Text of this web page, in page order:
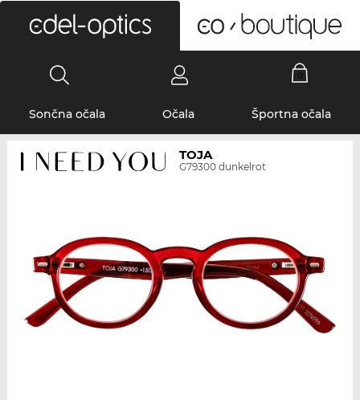
Sončna očala Očala Športna očala
TOJA
G79300 dunkelrot